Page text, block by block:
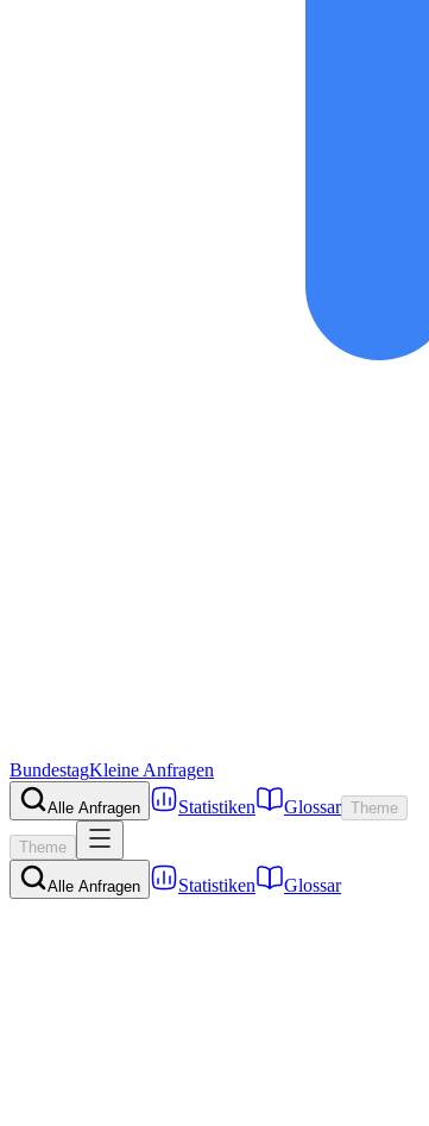
BundestagKleine Anfragen
Alle Anfragen Statistiken Glossar Theme
Theme
Alle Anfragen Statistiken Glossar